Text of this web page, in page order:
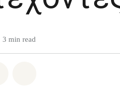
3 min read